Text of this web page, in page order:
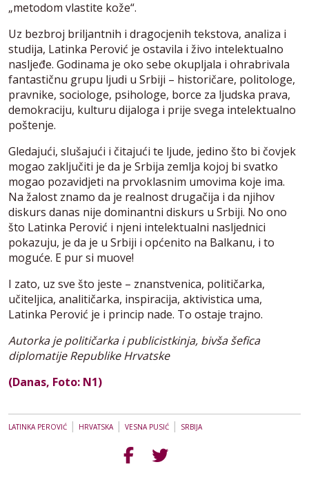
„metodom vlastite kože“.
Uz bezbroj briljantnih i dragocjenih tekstova, analiza i
studija, Latinka Perović je ostavila i živo intelektualno
nasljeđe. Godinama je oko sebe okupljala i ohrabrivala
fantastičnu grupu ljudi u Srbiji – historičare, politologe,
pravnike, sociologe, psihologe, borce za ljudska prava,
demokraciju, kulturu dijaloga i prije svega intelektualno
poštenje.
Gledajući, slušajući i čitajući te ljude, jedino što bi čovjek
mogao zaključiti je da je Srbija zemlja kojoj bi svatko
mogao pozavidjeti na prvoklasnim umovima koje ima.
Na žalost znamo da je realnost drugačija i da njihov
diskurs danas nije dominantni diskurs u Srbiji. No ono
što Latinka Perović i njeni intelektualni nasljednici
pokazuju, je da je u Srbiji i općenito na Balkanu, i to
moguće. E pur si muove!
I zato, uz sve što jeste – znanstvenica, političarka,
učiteljica, analitičarka, inspiracija, aktivistica uma,
Latinka Perović je i princip nade. To ostaje trajno.
Autorka je političarka i publicistkinja, bivša šefica
diplomatije Republike Hrvatske
(Danas, Foto: N1)
LATINKA PEROVIĆ | HRVATSKA| VESNA PUSIĆ | SRBIJA